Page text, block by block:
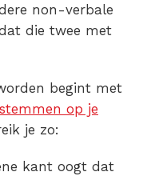
non-verbale
die twee met
begint met
op je
je zo:
kant oogt dat